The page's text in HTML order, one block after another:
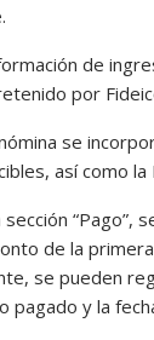
de
por
se
así como
sección
de la
se pueden
pagado y la